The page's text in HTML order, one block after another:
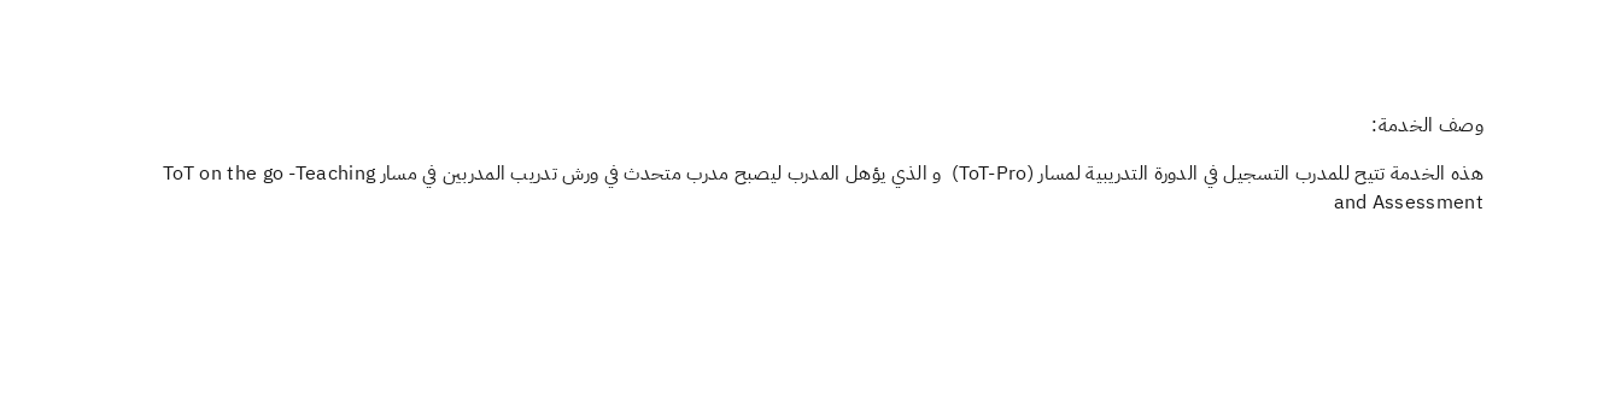
وصف الخدمة:
هذه الخدمة تتيح للمدرب التسجيل في الدورة التدريبية لمسار (ToT-Pro) و الذي يؤهل المدرب ليصبح مدرب متحدث في ورش تدريب المدربين في مسار ToT on the go -Teaching
and Assessment